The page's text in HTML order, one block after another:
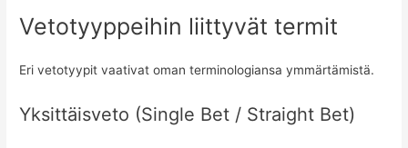
Vetotyyppeihin liittyvät termit
Eri vetotyypit vaativat oman terminologiansa ymmärtämistä.
Yksittäisveto (Single Bet / Straight Bet)